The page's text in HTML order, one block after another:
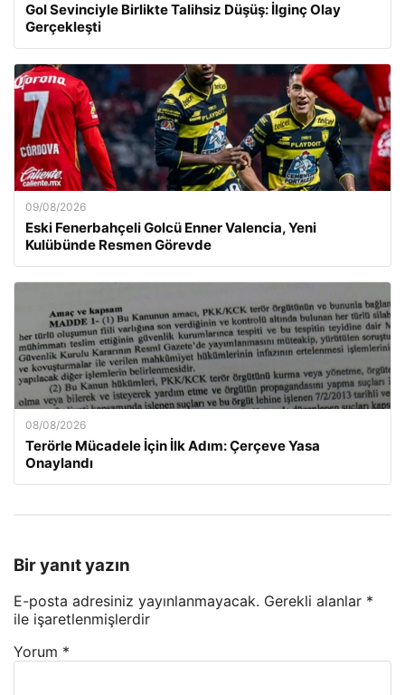
Gol Sevinciyle Birlikte Talihsiz Düşüş: İlginç Olay
Gerçekleşti
09/08/2026
Eski Fenerbahçeli Golcü Enner Valencia, Yeni
Kulübünde Resmen Görevde
08/08/2026
Terörle Mücadele İçin İlk Adım: Çerçeve Yasa
Onaylandı
Bir yanıt yazın
E-posta adresiniz yayınlanmayacak. Gerekli alanlar *
ile işaretlenmişlerdir
Yorum *